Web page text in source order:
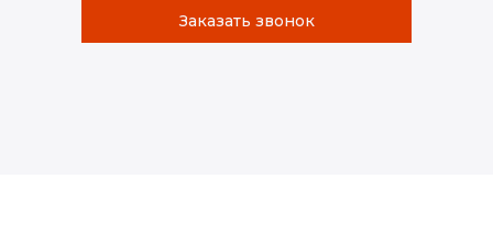
Заказать звонок